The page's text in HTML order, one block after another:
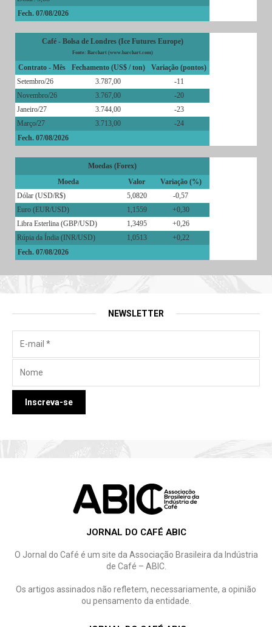
Fech. 07/08/2026
Café - Bolsa de Londres (Ice Futures Europe)
Fonte: Barchart (www.barchart.com)
Contrato - Mês Fechamento (US$ / ton)
Variação (pontos)
Setembro/26
3.787,00
-11
Novembro/26
3.767,00
-20
Janeiro/27
3.744,00
-23
Março/27
3.713,00
-24
Fech. 07/08/2026
Moedas (Forex)
Moeda
Valor
Variação (%)
Dólar (USD/R$)
5,0820
-0,57
Euro (EUR/USD)
1,1559
+0,30
Libra Esterlina (GBP/USD)
1,3495
+0,26
Rúpia da Índia (INR/USD)
1,0513
+0,22
Fech. 07/08/2026
NEWSLETTER
JORNAL DO CAFÉ ABIC
O Jornal do Café é um site da Associação Brasileira da Indústria
de Café – ABIC.
Os artigos assinados não refletem, necessariamente, a opinião
ou pensamento da entidade.